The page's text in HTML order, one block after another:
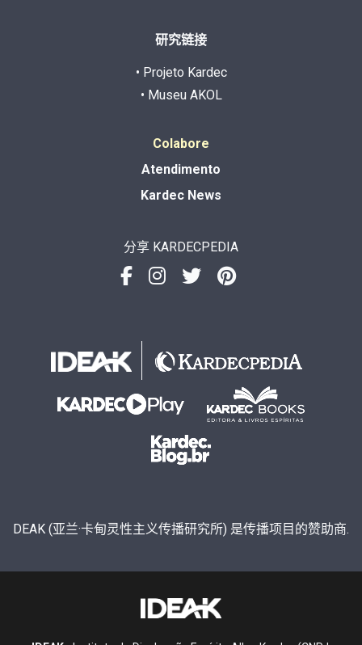
研究链接
• Projeto Kardec
• Museu AKOL
Colabore
Atendimento
Kardec News
分享 KARDECPEDIA
DEAK (亚兰·卡甸灵性主义传播研究所) 是传播项目的赞助商.